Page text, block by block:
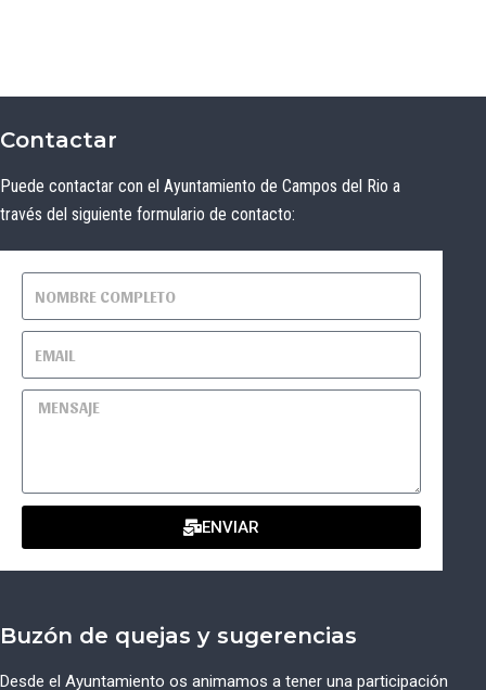
Contactar
Puede contactar con el Ayuntamiento de Campos del Rio a
través del siguiente formulario de contacto:
ENVIAR
Buzón de quejas y sugerencias
Desde el Ayuntamiento os animamos a tener una participación